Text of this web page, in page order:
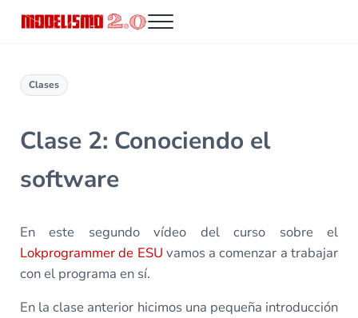
Menu
Clases
Clase 2: Conociendo el
software
En este segundo vídeo del curso sobre el
Lokprogrammer de ESU vamos a comenzar a trabajar
con el programa en sí.
En la clase anterior hicimos una pequeña introducción